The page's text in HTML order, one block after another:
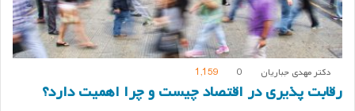
دکتر مهدی جباریان 0
1,159
رقابت پذیری در اقتصاد چیست و چرا اهمیت دارد؟